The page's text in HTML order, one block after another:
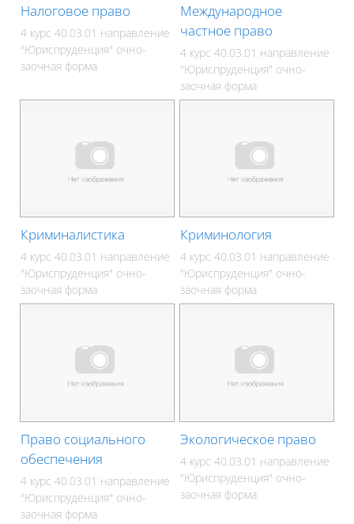
Налоговое право
4 курс 40.03.01 направление
"Юриспруденция" очно-
заочная форма
Международное
частное право
4 курс 40.03.01 направление
"Юриспруденция" очно-
заочная форма
Криминалистика
4 курс 40.03.01 направление
"Юриспруденция" очно-
заочная форма
Криминология
4 курс 40.03.01 направление
"Юриспруденция" очно-
заочная форма
Право социального
обеспечения
4 курс 40.03.01 направление
"Юриспруденция" очно-
заочная форма
Экологическое право
4 курс 40.03.01 направление
"Юриспруденция" очно-
заочная форма